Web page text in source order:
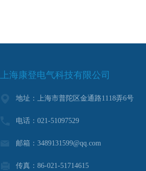
上海康登电气科技有限公司
地址：上海市普陀区金通路1118弄6号
电话：021-51097529
邮箱：3489131599@qq.com
传真：86-021-51714615